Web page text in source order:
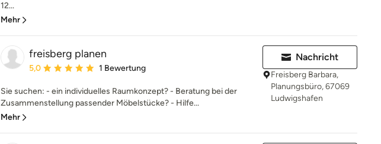
12...
Mehr
freisberg planen
Durchschnittliche Bewertung: 5 von 5 Sternen
5,0 1 Bewertung
Sie suchen: - ein individuelles Raumkonzept? - Beratung bei der
Zusammenstellung passender Möbelstücke? - Hilfe...
Mehr
Nachricht
Freisberg Barbara,
Planungsbüro, 67069
Ludwigshafen